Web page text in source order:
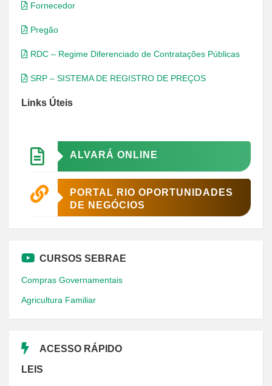
Fornecedor
Pregão
RDC – Regime Diferenciado de Contratações Públicas
SRP – SISTEMA DE REGISTRO DE PREÇOS
Links Úteis
ALVARÁ ONLINE
PORTAL RIO OPORTUNIDADES
DE NEGÓCIOS
CURSOS SEBRAE
Compras Governamentais
Agricultura Familiar
ACESSO RÁPIDO
LEIS